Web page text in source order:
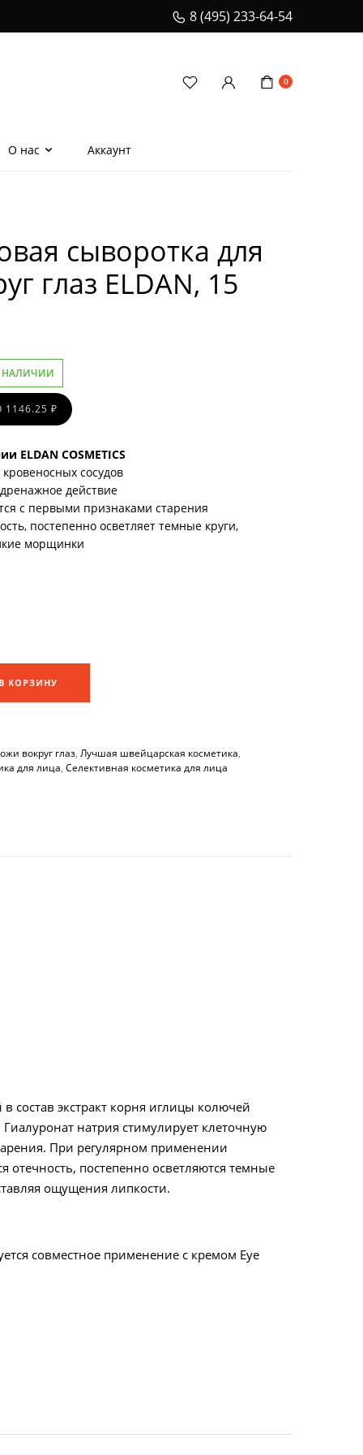
8 (495) 233-64-54
0
О нас Аккаунт
сыворотка для
глаз ELDAN, 15
НАЛИЧИИ
₽
ELDAN COSMETICS
сосудов
действие
с первыми признаками старения
постепенно осветляет темные круги,
морщинки
КОРЗИНУ
вокруг глаз, Лучшая швейцарская косметика,
для лица, Селективная косметика для лица
состав экстракт корня иглицы колючей
натрия стимулирует клеточную
При регулярном применении
постепенно осветляются темные
ощущения липкости.
совместное применение с кремом Eye